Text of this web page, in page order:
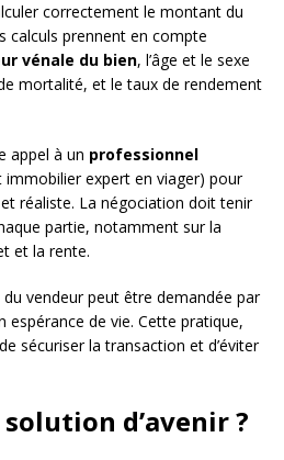
correctement le montant du
calculs prennent en compte
vénale du bien, l’âge et le sexe
mortalité, et le taux de rendement
appel à un professionnel
immobilier expert en viager) pour
réaliste. La négociation doit tenir
partie, notamment sur la
et la rente.
du vendeur peut être demandée par
espérance de vie. Cette pratique,
sécuriser la transaction et d’éviter
d’avenir ?